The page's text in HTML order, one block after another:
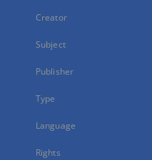
Creator
Subject
Publisher
Type
Language
Rights